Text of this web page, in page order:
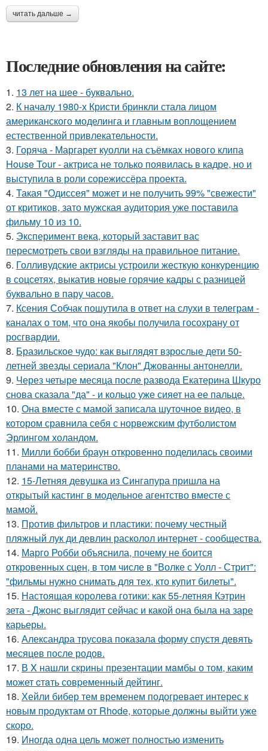
читать дальше →
Последние обновления на сайте:
1. 13 лет на шее - буквально.
2. К началу 1980-х Кристи бринкли стала лицом
американского моделинга и главным воплощением
естественной привлекательности.
3. Горяча - Маргарет куолли на съёмках нового клипа
House Tour - актриса не только появилась в кадре, но и
выступила в роли сорежиссёра проекта.
4. Такая "Одиссея" может и не получить 99% "свежести"
от критиков, зато мужская аудитория уже поставила
фильму 10 из 10.
5. Эксперимент века, который заставит вас
пересмотреть свои взгляды на правильное питание.
6. Голливудские актрисы устроили жесткую конкуренцию
в соцсетях, выкатив новые горячие кадры с разницей
буквально в пару часов.
7. Ксения Собчак пошутила в ответ на слухи в телеграм -
каналах о том, что она якобы получила госохрану от
росгвардии.
8. Бразильское чудо: как выглядят взрослые дети 50-
летней звезды сериала "Клон" Джованны антонелли.
9. Через четыре месяца после развода Екатерина Шкуро
снова сказала "да" - и кольцо уже сияет на ее пальце.
10. Она вместе с мамой записала шуточное видео, в
котором сравнила себя с норвежским футболистом
Эрлингом холандом.
11. Милли бобби браун откровенно поделилась своими
планами на материнство.
12. 15-Летняя девушка из Сингапура пришла на
открытый кастинг в модельное агентство вместе с
мамой.
13. Против фильтров и пластики: почему честный
пляжный лук ди девлин расколол интернет - сообщества.
14. Марго Робби объяснила, почему не боится
откровенных сцен, в том числе в "Волке с Уолл - Стрит":
"фильмы нужно снимать для тех, кто купит билеты".
15. Настоящая королева готики: как 55-летняя Кэтрин
зета - Джонс выглядит сейчас и какой она была на заре
карьеры.
16. Александра трусова показала форму спустя девять
месяцев после родов.
17. В X нашли скрины презентации мaмбы о том, каким
может cтaть совpеменный дейтинг.
18. Хейли бибер тем временем подогревает интерес к
новым продуктам от Rhode, которые должны выйти уже
скоро.
19. Иногда одна цель может полностью изменить